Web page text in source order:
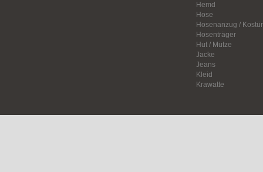
Hemd
Hose
Hosenanzug /
Hosenträger
Hut / Mütze
Jacke
Jeans
Kleid
Krawatte